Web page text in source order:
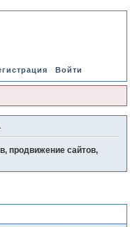
Войти
продвижение сайтов,